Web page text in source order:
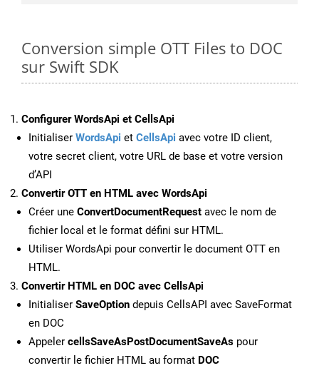
Conversion simple OTT Files to DOC
sur Swift SDK
Configurer WordsApi et CellsApi
Initialiser WordsApi et CellsApi avec votre ID client,
votre secret client, votre URL de base et votre version
d’API
Convertir OTT en HTML avec WordsApi
Créer une ConvertDocumentRequest avec le nom de
fichier local et le format défini sur HTML.
Utiliser WordsApi pour convertir le document OTT en
HTML.
Convertir HTML en DOC avec CellsApi
Initialiser SaveOption depuis CellsAPI avec SaveFormat
en DOC
Appeler cellsSaveAsPostDocumentSaveAs pour
convertir le fichier HTML au format DOC